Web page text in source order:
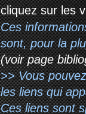
cliquez sur les
Ces
sont, pour la
(voir page
>> Vous
les liens qui
Ces liens sont